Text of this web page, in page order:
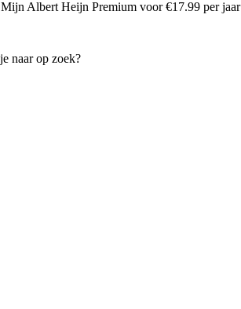
Mijn Albert Heijn Premium voor €17.99 per jaar